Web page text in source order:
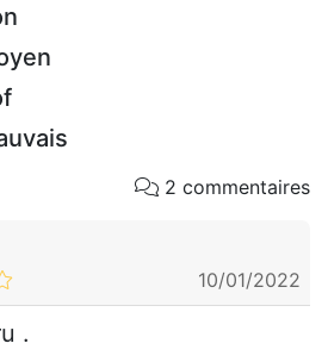
2 commentaires
10/01/2022
.